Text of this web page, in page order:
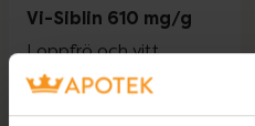
Vi-Siblin 610 mg/g
Loppfrö och vitt
loppfrö, Granulat i